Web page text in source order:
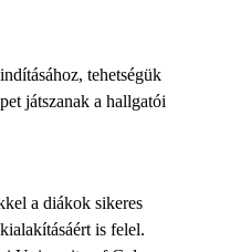
tehetségük
játszanak a hallgatói
a diákok sikeres
is felel.